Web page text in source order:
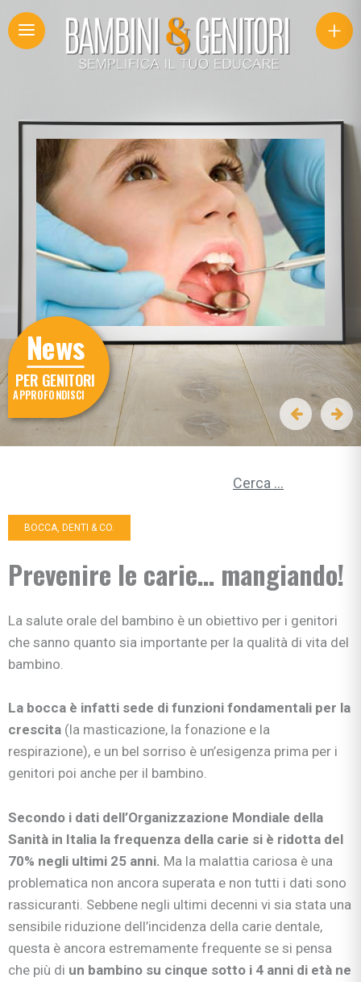
+
News
PER GENITORI
APPROFONDISCI
BOCCA, DENTI & CO.
Prevenire le carie… mangiando!
La salute orale del bambino è un obiettivo per i genitori
che sanno quanto sia importante per la qualità di vita del
bambino.
La bocca è infatti sede di funzioni fondamentali per la
crescita (la masticazione, la fonazione e la
respirazione), e un bel sorriso è un’esigenza prima per i
genitori poi anche per il bambino.
Secondo i dati dell’Organizzazione Mondiale della
Sanità in Italia la frequenza della carie si è ridotta del
70% negli ultimi 25 anni. Ma la malattia cariosa è una
problematica non ancora superata e non tutti i dati sono
rassicuranti. Sebbene negli ultimi decenni vi sia stata una
sensibile riduzione dell’incidenza della carie dentale,
questa è ancora estremamente frequente se si pensa
che più di un bambino su cinque sotto i 4 anni di età ne